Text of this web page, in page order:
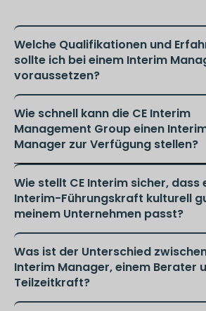
Welche Qualifikationen und
sollte ich bei einem Interim
voraussetzen?
Wie schnell kann die CE Interim
Management Group einen
Manager zur Verfügung stellen?
Wie stellt CE Interim sicher, dass
Interim-Führungskraft kulturell
meinem Unternehmen passt?
Was ist der Unterschied
Interim Manager, einem Berater
Teilzeitkraft?